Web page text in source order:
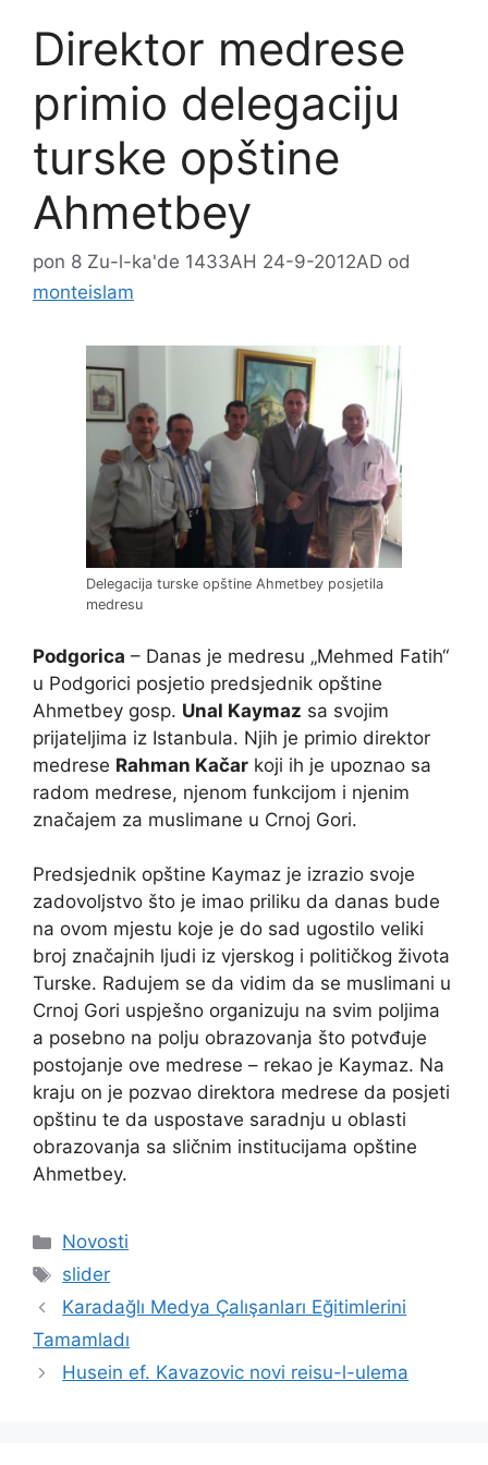
Direktor medrese
primio delegaciju
turske opštine
Ahmetbey
pon 8 Zu-l-ka'de 1433AH 24-9-2012AD od
monteislam
Delegacija turske opštine Ahmetbey posjetila
medresu
Podgorica – Danas je medresu „Mehmed Fatih“
u Podgorici posjetio predsjednik opštine
Ahmetbey gosp. Unal Kaymaz sa svojim
prijateljima iz Istanbula. Njih je primio direktor
medrese Rahman Kačar koji ih je upoznao sa
radom medrese, njenom funkcijom i njenim
značajem za muslimane u Crnoj Gori.
Predsjednik opštine Kaymaz je izrazio svoje
zadovoljstvo što je imao priliku da danas bude
na ovom mjestu koje je do sad ugostilo veliki
broj značajnih ljudi iz vjerskog i političkog života
Turske. Radujem se da vidim da se muslimani u
Crnoj Gori uspješno organizuju na svim poljima
a posebno na polju obrazovanja što potvđuje
postojanje ove medrese – rekao je Kaymaz. Na
kraju on je pozvao direktora medrese da posjeti
opštinu te da uspostave saradnju u oblasti
obrazovanja sa sličnim institucijama opštine
Ahmetbey.
Kategorije
Novosti
Oznake
slider
Karadağlı Medya Çalışanları Eğitimlerini
Tamamladı
Husein ef. Kavazovic novi reisu-l-ulema